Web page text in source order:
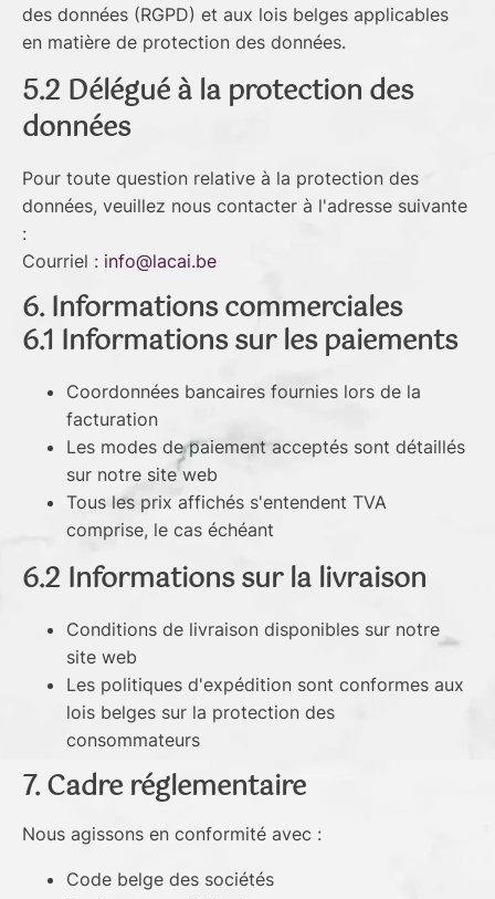
des données (RGPD) et aux lois belges applicables
en matière de protection des données.
5.2 Délégué à la protection des
données
Pour toute question relative à la protection des
données, veuillez nous contacter à l'adresse suivante
:
Courriel : info@lacai.be
6. Informations commerciales
6.1 Informations sur les paiements
Coordonnées bancaires fournies lors de la
facturation
Les modes de paiement acceptés sont détaillés
sur notre site web
Tous les prix affichés s'entendent TVA
comprise, le cas échéant
6.2 Informations sur la livraison
Conditions de livraison disponibles sur notre
site web
Les politiques d'expédition sont conformes aux
lois belges sur la protection des
consommateurs
7. Cadre réglementaire
Nous agissons en conformité avec :
Code belge des sociétés